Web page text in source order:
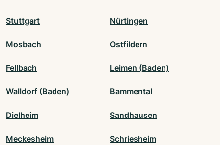
Stuttgart Nürtingen
Mosbach Ostfildern
Fellbach Leimen (Baden)
Walldorf (Baden) Bammental
Dielheim Sandhausen
Meckesheim Schriesheim